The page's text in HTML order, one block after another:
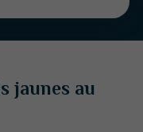
jaunes au